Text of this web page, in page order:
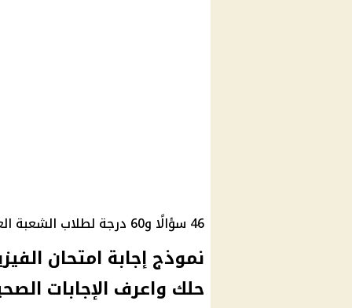
46 سؤالًا و60 درجة لطلاب الشعبة العلمية
حلك واعرف الإجابات